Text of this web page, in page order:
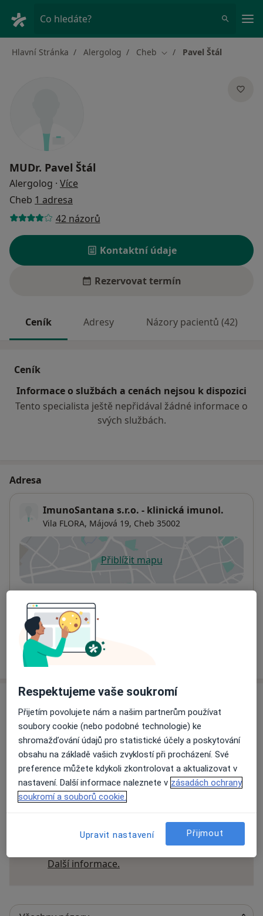
Co hledáte?
Hlavní Stránka Alergolog Cheb Změna města
Pavel Štál
MUDr. Pavel Štál
Alergolog · Více
Cheb 1 adresa
42 názorů
Kontaktní údaje
Rezervovat termín
Ceník Adresy Názory pacientů (42)
Ceník
Informace o službách a cenách nejsou k dispozici
Tento specialista ještě nepřidával žádné informace o
svých službách.
Adresa
ImunoSantana s.r.o. - klinická imunol.
Vila FLORA, Májová 19, Cheb 35002
Přiblížit mapuse otevře v nové záložce
Dostupnost
Co mám v takové situaci udělat?
Přidejte svůj názor
42 názorů
Recenze pacientů jsou pro nás důležité.
Specialisté nemají možnost zaplatit za
odstranění nebo změnu recenze pacienta.
Další informace.
Respektujeme vaše soukromí
Přijetím povolujete nám a našim partnerům používat
soubory cookie (nebo podobné technologie) ke
shromažďování údajů pro statistické účely a poskytování
obsahu na základě vašich zvyklostí při procházení. Své
preference můžete kdykoli zkontrolovat a aktualizovat v
nastavení. Další informace naleznete v zásadách ochrany
soukromí a souborů cookie.
Upravit nastavení Přijmout